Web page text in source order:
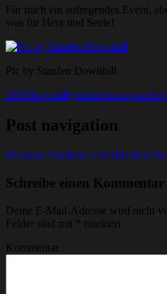
Für mich ein aufregendes Event,
was für Herz und Seele!
Pic by Staufen Downhill
2015downhillgermanchampionship
Post navigation
Previous PostInsul FreerideNext
Schreibe einen Kommentar
Deine E-Mail-Adresse wird nicht
Felder sind mit
markiert
Kommentar